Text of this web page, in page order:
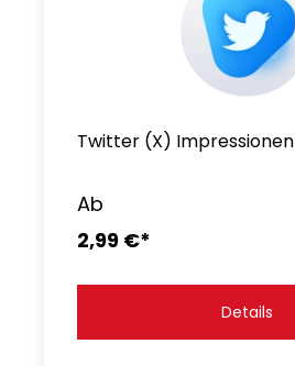
Twitter (X) Impressionen
Ab
2,99 €*
Details